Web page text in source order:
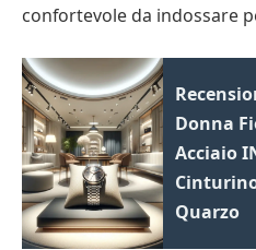
confortevole da indossare
Donna
Acciaio
Quarzo